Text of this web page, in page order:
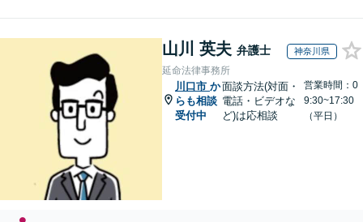
山川 英夫 弁護士 神奈川県
延命法律事務所
川口市 か
らも相談
受付中
面談方法(対面・
電話・ビデオな
ど)は応相談
営業時間：0
9:30~17:30
（平日）